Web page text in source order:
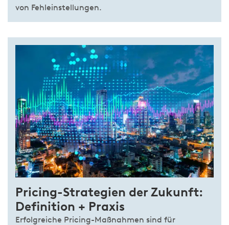
von Fehleinstellungen.
Pricing-Strategien der Zukunft:
Definition + Praxis
Erfolgreiche Pricing-Maßnahmen sind für